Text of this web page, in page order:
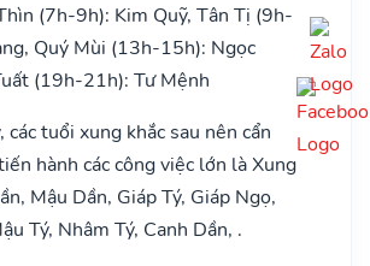
(7h-9h): Kim Quỹ, Tân Tị (9h-
Quý Mùi (13h-15h): Ngọc
(19h-21h): Tư Mệnh
các tuổi xung khắc sau nên cẩn
hành các công việc lớn là Xung
Mậu Dần, Giáp Tý, Giáp Ngọ,
Tý, Nhâm Tý, Canh Dần, .